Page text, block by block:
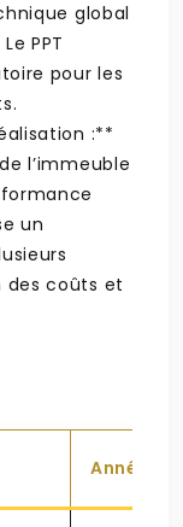
global
PPT
pour les
:**
l’immeuble
un
des coûts et
Année